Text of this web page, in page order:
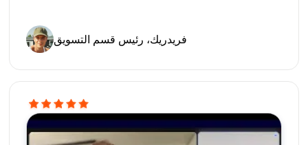
فريدريك، رئيس قسم التسويق